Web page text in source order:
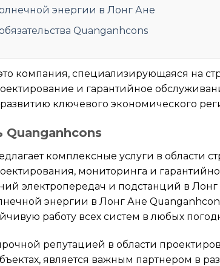
энергии в Лонг Ане
Quanganhcons
компания, специализирующаяся на
и гарантийное
ключевого экономического
Quanganhcons
комплексные услуги в области
мониторинга и
электропередач и подстанций в
энергии в Лонг Ане
работу всех систем в любых
репутацией в области
является важным партнером в